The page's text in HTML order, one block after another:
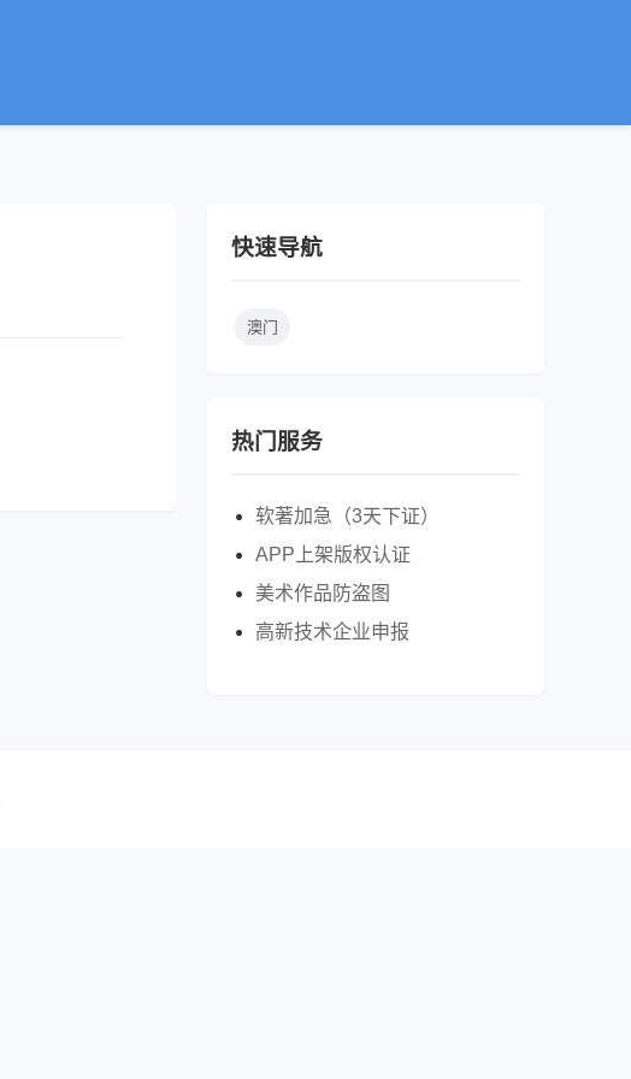
快速导航
澳门
热门服务
软著加急（3天下证）
APP上架版权认证
美术作品防盗图
高新技术企业申报